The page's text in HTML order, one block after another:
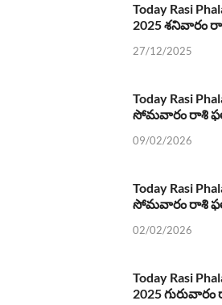
Today Rasi
2025 శనివారం
27/12/2025
Today Rasi
సోమవారం రాశి
09/02/2026
Today Rasi
సోమవారం రాశి
02/02/2026
Today Rasi
2025